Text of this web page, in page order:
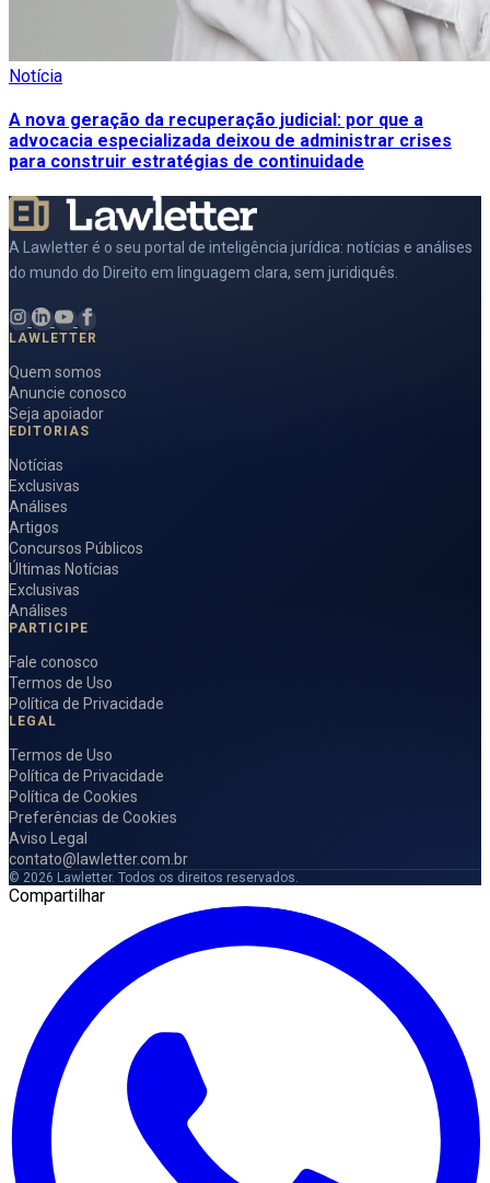
Notícia
A nova geração da recuperação judicial: por que a
advocacia especializada deixou de administrar crises
para construir estratégias de continuidade
A Lawletter é o seu portal de inteligência jurídica: notícias e análises
do mundo do Direito em linguagem clara, sem juridiquês.
LAWLETTER
Quem somos
Anuncie conosco
Seja apoiador
EDITORIAS
Notícias
Exclusivas
Análises
Artigos
Concursos Públicos
Últimas Notícias
Exclusivas
Análises
PARTICIPE
Fale conosco
Termos de Uso
Política de Privacidade
LEGAL
Termos de Uso
Política de Privacidade
Política de Cookies
Preferências de Cookies
Aviso Legal
contato@lawletter.com.br
© 2026 Lawletter. Todos os direitos reservados.
Compartilhar